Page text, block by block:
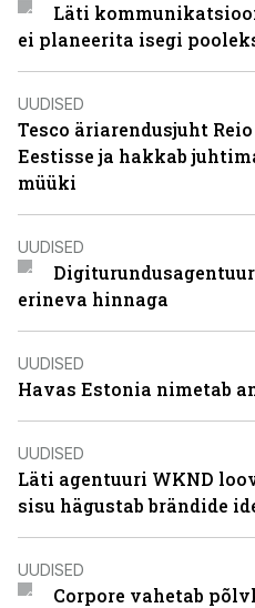
Läti
ei planeerita isegi
UUDISED
Tesco äriarendusjuht
Eestisse ja hakkab
müüki
UUDISED
erineva hinnaga
UUDISED
Havas Estonia nimetab
UUDISED
Läti agentuuri WKND
sisu hägustab brändide
UUDISED
Corpore vahetab